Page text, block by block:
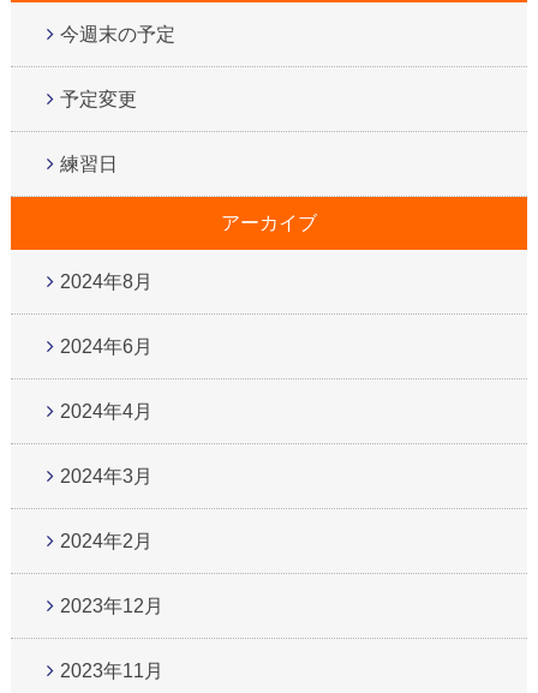
今週末の予定
予定変更
練習日
アーカイブ
2024年8月
2024年6月
2024年4月
2024年3月
2024年2月
2023年12月
2023年11月